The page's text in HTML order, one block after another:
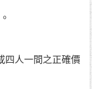
四人一間之正確價